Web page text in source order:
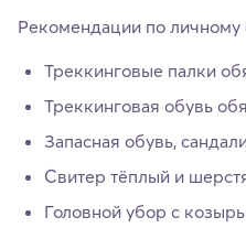
Рекомендации по
Треккинговые палки
Треккинговая обувь
Запасная обувь,
Свитер тёплый и
Головной убор с